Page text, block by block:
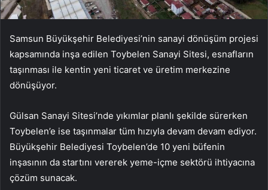
Samsun Büyükşehir Belediyesi’nin sanayi dönüşüm projesi
kapsamında inşa edilen Toybelen Sanayi Sitesi, esnafların
taşınması ile kentin yeni ticaret ve üretim merkezine
dönüşüyor.
Gülsan Sanayi Sitesi’nde yıkımlar planlı şekilde sürerken
Toybelen’e ise taşınmalar tüm hızıyla devam devam ediyor.
Büyükşehir Belediyesi Toybelen’de 10 yeni büfenin
inşasının da startını vererek yeme-içme sektörü ihtiyacına
çözüm sunacak.